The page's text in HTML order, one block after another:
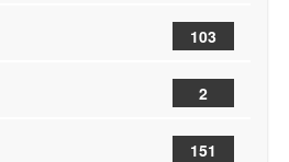
103
2
151